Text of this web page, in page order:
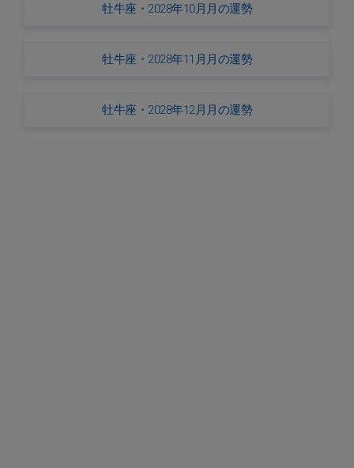
牡牛座・2028年10月月の運勢
牡牛座・2028年11月月の運勢
牡牛座・2028年12月月の運勢